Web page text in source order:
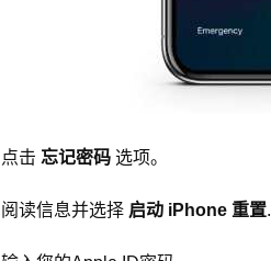
点击 忘记密码 选项。
阅读信息并选择 启动 iPhone 重置.